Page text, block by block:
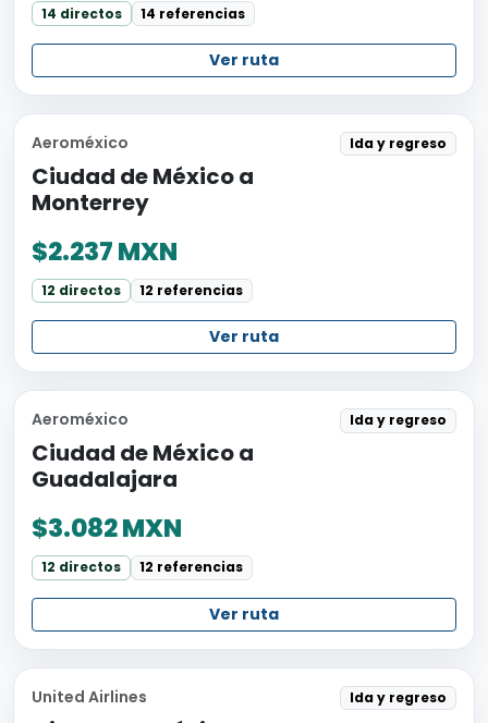
14 directos 14 referencias
Ver ruta
Aeroméxico
Ciudad de México a
Monterrey
Ida y regreso
$2.237 MXN
12 directos 12 referencias
Ver ruta
Aeroméxico
Ciudad de México a
Guadalajara
Ida y regreso
$3.082 MXN
12 directos 12 referencias
Ver ruta
United Airlines Ida y regreso